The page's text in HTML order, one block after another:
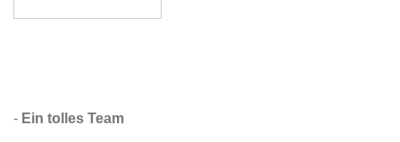
- Ein tolles Team